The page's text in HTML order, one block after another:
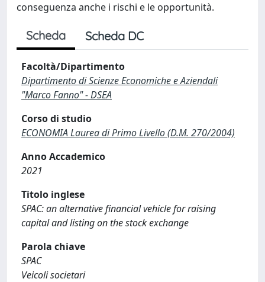
conseguenza anche i rischi e le opportunità.
Scheda Scheda DC
Facoltà/Dipartimento
Dipartimento di Scienze Economiche e Aziendali
"Marco Fanno" - DSEA
Corso di studio
ECONOMIA Laurea di Primo Livello (D.M. 270/2004)
Anno Accademico
2021
Titolo inglese
SPAC: an alternative financial vehicle for raising
capital and listing on the stock exchange
Parola chiave
SPAC
Veicoli societari